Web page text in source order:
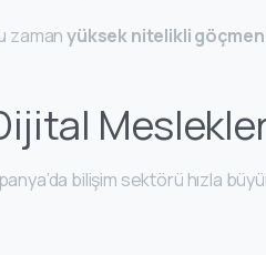
zamanyüksek nitelikli göçmen
bilişim sektörü hızla